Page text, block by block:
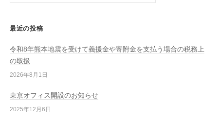
最近の投稿
令和8年熊本地震を受けて義援金や寄附金を支払う場合の税務上
の取扱
2026年8月1日
東京オフィス開設のお知らせ
2025年12月6日